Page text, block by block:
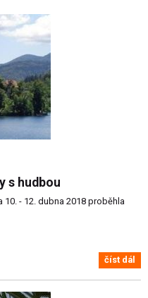
s hudbou
- 12. dubna 2018 proběhla
číst dál